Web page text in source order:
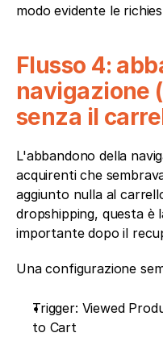
modo evidente le
Flusso 4:
navigazione
senza il
L'abbandono della
acquirenti che
aggiunto nulla al
dropshipping, questa è
importante dopo il
Una configurazione
Trigger: Viewed
to Cart